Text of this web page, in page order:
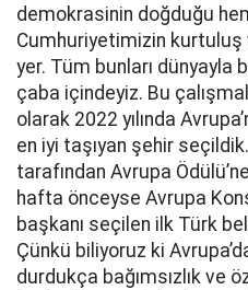
demokrasinin doğduğu
Cumhuriyetimizin kurtuluş
yer. Tüm bunları
çaba içindeyiz. Bu
olarak 2022 yılında
en iyi taşıyan şehir
tarafından Avrupa
hafta önceyse Avrupa
başkanı seçilen ilk Türk
Çünkü biliyoruz ki
durdukça bağımsızlık ve